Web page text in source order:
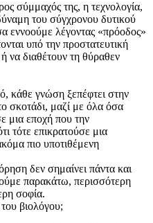
σύμμαχός της, η τεχνολογία,
του σύγχρονου δυτικού
εννοούμε λέγοντας «πρόοδος»
υπό την προστατευτική
να διαθέτουν τη θύραθεν
κάθε γνώση ξεπέφτει στην
σκοτάδι, μαζί με όλα όσα
μια εποχή που την
τότε επικρατούσε μια
πιο υποτιθέμενη
δεν σημαίνει πάντα και
παρακάτω, περισσότερη
σοφία.
βιολόγου;